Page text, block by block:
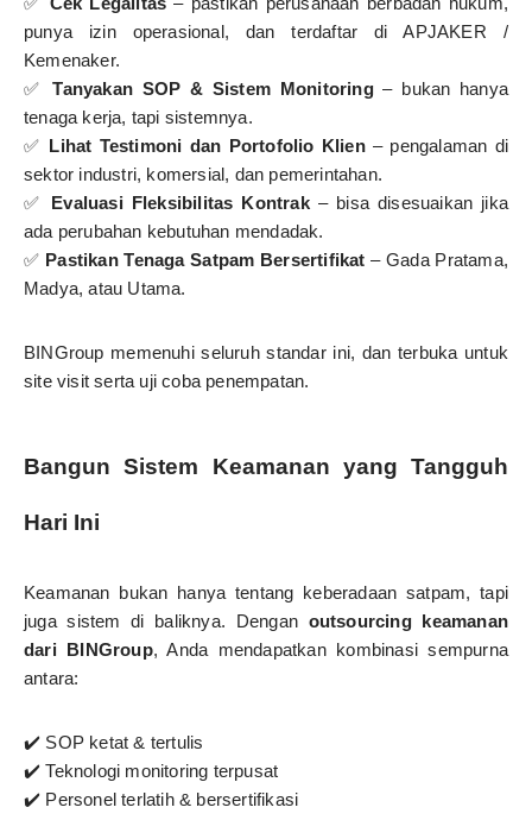
punya izin operasional, dan terdaftar di APJAKER /
Kemenaker.
✅Tanyakan SOP & Sistem Monitoring– bukan hanya
tenaga kerja, tapi sistemnya.
✅ Lihat Testimoni dan Portofolio Klien– pengalaman di
sektor industri, komersial, dan pemerintahan.
✅ Evaluasi Fleksibilitas Kontrak– bisa disesuaikan jika
ada perubahan kebutuhan mendadak.
✅ Pastikan Tenaga Satpam Bersertifikat – Gada Pratama,
Madya, atau Utama.
BINGroup memenuhi seluruh standar ini, dan terbuka untuk
site visit serta uji coba penempatan.
Bangun Sistem Keamanan yang Tangguh
Hari Ini
Keamanan bukan hanya tentang keberadaan satpam, tapi
juga sistem di baliknya. Dengan outsourcing keamanan
dari BINGroup, Anda mendapatkan kombinasi sempurna
antara:
✔️ SOP ketat & tertulis
✔️ Teknologi monitoring terpusat
✔️ Personel terlatih & bersertifikasi